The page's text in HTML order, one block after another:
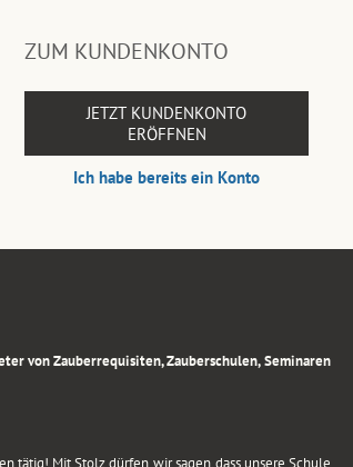
ZUM KUNDENKONTO
JETZT KUNDENKONTO
ERÖFFNEN
Ich habe bereits ein Konto
von Zauberrequisiten, Zauberschulen, Seminaren
tätig! Mit Stolz dürfen wir sagen, dass unsere Schule